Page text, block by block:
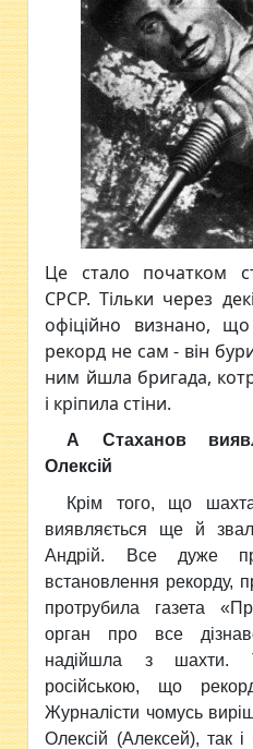
Це стало початком
СРСР. Тільки через
офіційно визнано,
рекорд не сам - він
ним йшла бригада,
і кріпила стіни.
А Стаханов
Олексій
Крім того, що
виявляється ще й
Андрій. Все дуже
встановлення рекорду,
протрубила газета
орган про все
надійшла з шахти.
російською, що
Журналісти чомусь
Олексій (Алексей), так